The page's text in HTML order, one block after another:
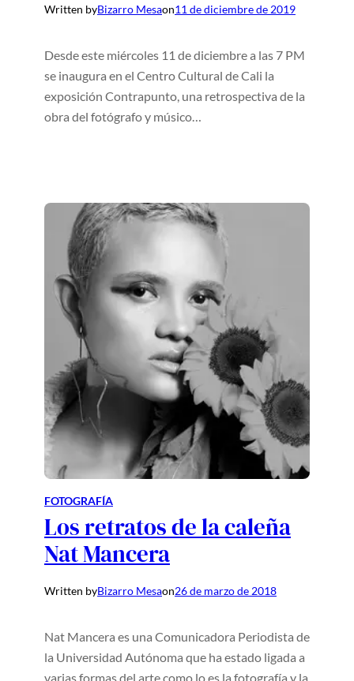
Written byBizarro Mesaon11 de diciembre de 2019
Desde este miércoles 11 de diciembre a las 7 PM
se inaugura en el Centro Cultural de Cali la
exposición Contrapunto, una retrospectiva de la
obra del fotógrafo y músico…
FOTOGRAFÍA
Los retratos de la caleña
Nat Mancera
Written byBizarro Mesaon26 de marzo de 2018
Nat Mancera es una Comunicadora Periodista de
la Universidad Autónoma que ha estado ligada a
varias formas del arte como lo es la fotografía y la